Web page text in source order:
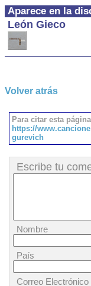
Aparece en la
León Gieco
Volver atrás
Para citar esta
https://
gurevich
Escribe tu
Nombre
País
Correo